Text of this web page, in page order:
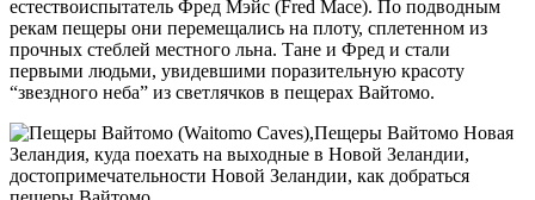
естествоиспытатель Фред Мэйс (Fred Mace). По подводным
рекам пещеры они перемещались на плоту, сплетенном из
прочных стеблей местного льна. Тане и Фред и стали
первыми людьми, увидевшими поразительную красоту
“звездного неба” из светлячков в пещерах Вайтомо.